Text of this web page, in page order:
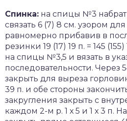
Спинка: на спицы №3
связать 6 (7) 8 см. узором
равномерно прибавив в
резинки 19 (17) 19 п. = 145
на спицы №3,5 и вязать в
последовательности. Через
закрыть для выреза
39 п. и обе стороны
закругления закрыть с
каждом 2-м р. 1 х 5 и 1 х 3 п.